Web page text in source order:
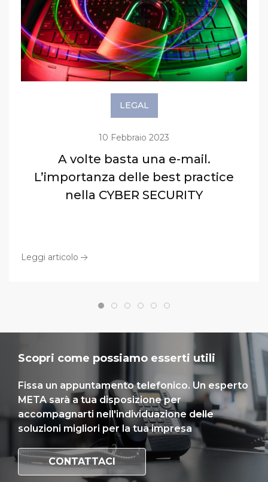
LEGAL
10 Febbraio 2023
A volte basta una e-mail.
L’importanza delle best practice
nella CYBER SECURITY
Leggi articolo
Scopri come possiamo esserti utili
Fissa un appuntamento telefonico. Un esperto
META sarà a tua disposizione per
accompagnarti nell'individuazione delle
soluzioni migliori per la tua impresa
CONTATTACI